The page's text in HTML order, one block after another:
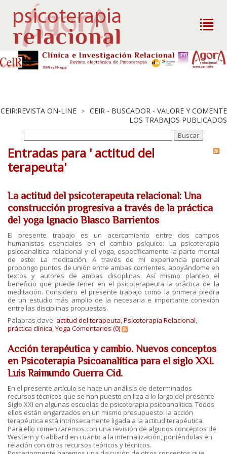
CEIR:REVISTA ON-LINE > CEIR - BUSCADOR - VALORE Y COMENTE
LOS TRABAJOS PUBLICADOS
Entradas para ' actitud del
terapeuta'
La actitud del psicoterapeuta relacional: Una
construcción progresiva a través de la práctica
del yoga Ignacio Blasco Barrientos
El presente trabajo es un acercamiento entre dos campos
humanistas esenciales en el cambio psíquico: La psicoterapia
psicoanalítica relacional y el yoga, específicamente la parte mental
de este: La meditación. A través de mi experiencia personal
propongo puntos de unión entre ambas corrientes, apoyándome en
textos y autores de ambas disciplinas. Así mismo planteo el
beneficio que puede tener en el psicoterapeuta la práctica de la
meditación. Considero el presente trabajo como la primera piedra
de un estudio más amplio de la necesaria e importante conexión
entre las disciplinas propuestas.
Palabras clave: actitud del terapeuta,Psicoterapia Relacional,
práctica clínica,Yoga Comentarios (0)
Acción terapéutica y cambio. Nuevos conceptos
en Psicoterapia Psicoanalítica para el siglo XXI.
Luis Raimundo Guerra Cid.
En el presente artículo se hace un análisis de determinados
recursos técnicos que se han puesto en liza a lo largo del presente
Siglo XXI en algunas escuelas de psicoterapia psicoanalítica. Todos
ellos están engarzados en un mismo presupuesto: la acción
terapéutica está intrínsecamente ligada a la actitud terapéutica.
Para ello comenzaremos con una revisión de algunos conceptos de
Western y Gabbard en cuanto a la internalización, poniéndolas en
relación con otros recursos teóricos y técnicos.